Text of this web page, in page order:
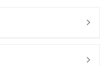

